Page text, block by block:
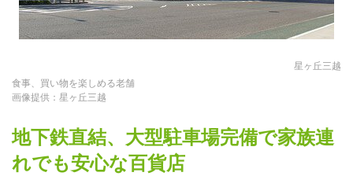
星ヶ丘三越
食事、買い物を楽しめる老舗
画像提供：星ヶ丘三越
地下鉄直結、大型駐車場完備で家族連
れでも安心な百貨店